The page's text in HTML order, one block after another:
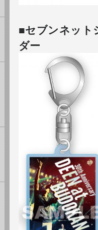
■セブンネッ
ダー